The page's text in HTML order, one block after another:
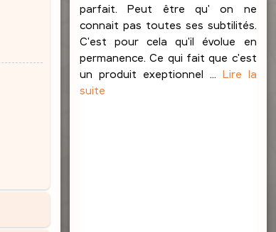
parfait. Peut être qu' on ne
connait pas toutes ses subtilités.
C'est pour cela qu'il évolue en
permanence. Ce qui fait que c'est
un produit exeptionnel ... Lire la
suite